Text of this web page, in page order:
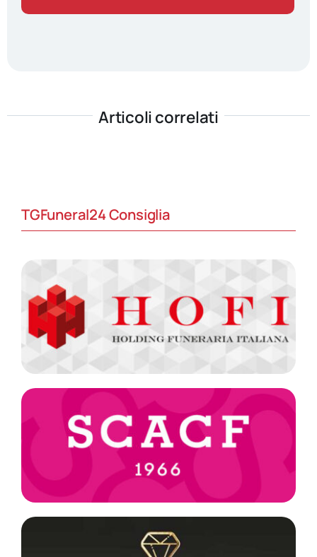
Articoli correlati
TGFuneral24 Consiglia